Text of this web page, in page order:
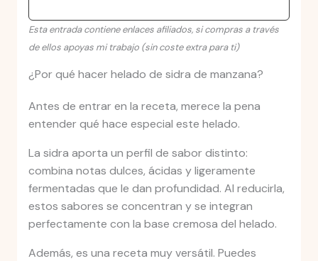
Esta entrada contiene enlaces afiliados, si compras a través
de ellos apoyas mi trabajo (sin coste extra para ti)
¿Por qué hacer helado de sidra de manzana?
Antes de entrar en la receta, merece la pena
entender qué hace especial este helado.
La sidra aporta un perfil de sabor distinto:
combina notas dulces, ácidas y ligeramente
fermentadas que le dan profundidad. Al reducirla,
estos sabores se concentran y se integran
perfectamente con la base cremosa del helado.
Además, es una receta muy versátil. Puedes